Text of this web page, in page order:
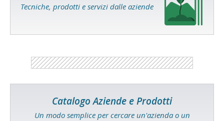
Tecniche, prodotti e servizi dalle aziende
Catalogo Aziende e Prodotti
Un modo semplice per cercare un'azienda o un